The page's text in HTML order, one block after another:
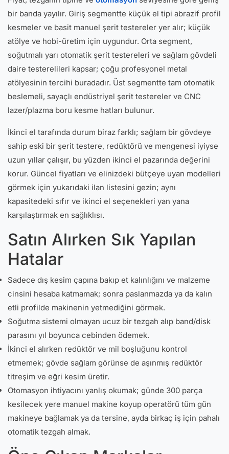
bir banda yayılır. Giriş segmentte küçük el tipi abrazif profil
kesmeler ve basit manuel şerit testereler yer alır; küçük
atölye ve hobi-üretim için uygundur. Orta segment,
soğutmalı yarı otomatik şerit testereleri ve sağlam gövdeli
daire testerelileri kapsar; çoğu profesyonel metal
atölyesinin tercihi buradadır. Üst segmentte tam otomatik
beslemeli, sayaçlı endüstriyel şerit testereler ve CNC
lazer/plazma boru kesme hatları bulunur.
İkinci el tarafında durum biraz farklı; sağlam bir gövdeye
sahip eski bir şerit testere, redüktörü ve mengenesi iyiyse
uzun yıllar çalışır, bu yüzden ikinci el pazarında değerini
korur. Güncel fiyatları ve elinizdeki bütçeye uyan modelleri
görmek için yukarıdaki ilan listesini gezin; aynı
kapasitedeki sıfır ve ikinci el seçenekleri yan yana
karşılaştırmak en sağlıklısı.
Satın Alırken Sık Yapılan
Hatalar
Sadece dış kesim çapına bakıp et kalınlığını ve malzeme
cinsini hesaba katmamak; sonra paslanmazda ya da kalın
etli profilde makinenin yetmediğini görmek.
Soğutma sistemi olmayan ucuz bir tezgah alıp band/disk
parasını yıl boyunca cebinden ödemek.
İkinci el alırken redüktör ve mil boşluğunu kontrol
etmemek; gövde sağlam görünse de aşınmış redüktör
titreşim ve eğri kesim üretir.
Otomasyon ihtiyacını yanlış okumak; günde 300 parça
kesilecek yere manuel makine koyup operatörü tüm gün
makineye bağlamak ya da tersine, ayda birkaç iş için pahalı
otomatik tezgah almak.